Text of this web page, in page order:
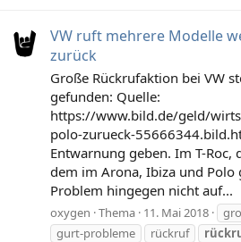
VW ruft mehrere Modelle
zurück
Große Rückrufaktion bei VW
gefunden: Quelle:
https://www.bild.de/geld/
polo-zurueck-
Entwarnung geben. Im T-Roc,
dem im Arona, Ibiza und Polo
Problem hingegen nicht auf...
oxygen Thema 11. Mai 2018
gurt-probleme
rückruf